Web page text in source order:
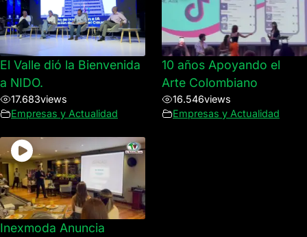
El Valle dió la Bienvenida
a NIDO.
17.683views
Empresas y Actualidad
10 años Apoyando el
Arte Colombiano
16.546views
Empresas y Actualidad
Inexmoda Anuncia